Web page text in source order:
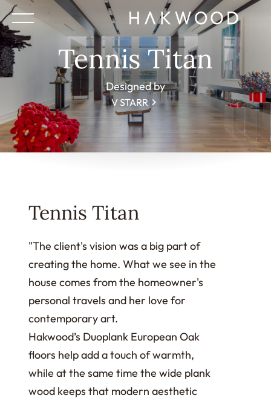
Tennis Titan
Designed by
V STARR
Tennis Titan
"The client's vision was a big part of
creating the home. What we see in the
house comes from the homeowner's
personal travels and her love for
contemporary art.
Hakwood’s Duoplank European Oak
floors help add a touch of warmth,
while at the same time the wide plank
wood keeps that modern aesthetic